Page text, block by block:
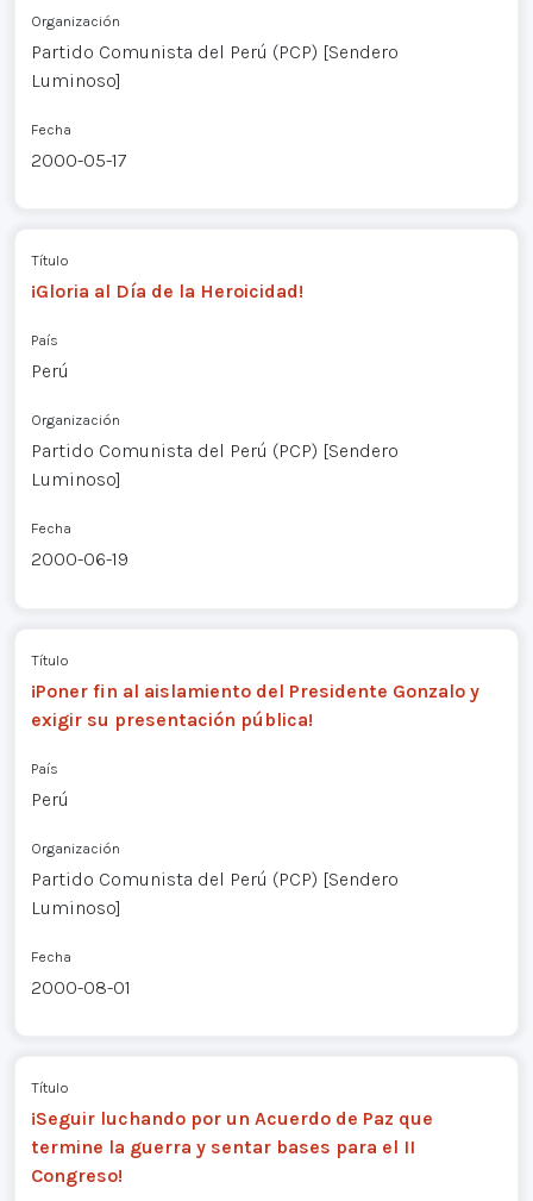
Organización
Partido Comunista del Perú (PCP) [Sendero
Luminoso]
Fecha
2000-05-17
Título
¡Gloria al Día de la Heroicidad!
País
Perú
Organización
Partido Comunista del Perú (PCP) [Sendero
Luminoso]
Fecha
2000-06-19
Título
¡Poner fin al aislamiento del Presidente Gonzalo y
exigir su presentación pública!
País
Perú
Organización
Partido Comunista del Perú (PCP) [Sendero
Luminoso]
Fecha
2000-08-01
Título
¡Seguir luchando por un Acuerdo de Paz que
termine la guerra y sentar bases para el II
Congreso!